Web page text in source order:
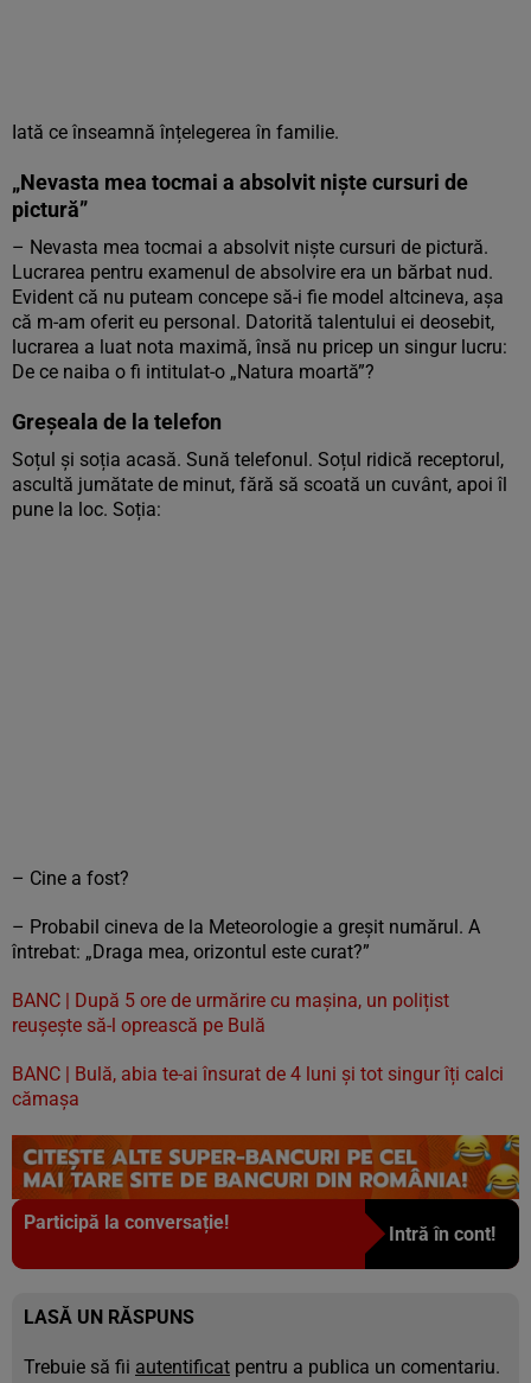
Iată ce înseamnă înțelegerea în familie.
„Nevasta mea tocmai a absolvit niște cursuri de
pictură”
– Nevasta mea tocmai a absolvit niște cursuri de pictură.
Lucrarea pentru examenul de absolvire era un bărbat nud.
Evident că nu puteam concepe să-i fie model altcineva, așa
că m-am oferit eu personal. Datorită talentului ei deosebit,
lucrarea a luat nota maximă, însă nu pricep un singur lucru:
De ce naiba o fi intitulat-o „Natura moartă”?
Greșeala de la telefon
Soțul și soția acasă. Sună telefonul. Soțul ridică receptorul,
ascultă jumătate de minut, fără să scoată un cuvânt, apoi îl
pune la loc. Soția:
– Cine a fost?
– Probabil cineva de la Meteorologie a greșit numărul. A
întrebat: „Draga mea, orizontul este curat?”
BANC | După 5 ore de urmărire cu mașina, un polițist
reușește să-l oprească pe Bulă
BANC | Bulă, abia te-ai însurat de 4 luni și tot singur îți calci
cămașa
Participă la conversație!
Intră în cont!
LASĂ UN RĂSPUNS
Trebuie să fii autentificat pentru a publica un comentariu.